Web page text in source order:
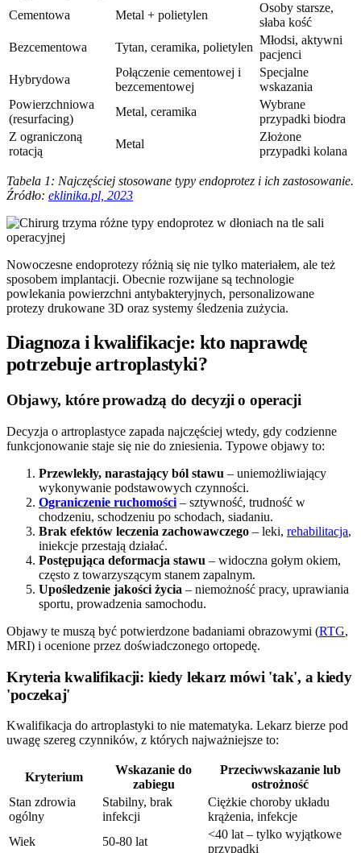
Cementowa
Metal + polietylen
Osoby starsze,
słaba kość
Bezcementowa
Tytan, ceramika, polietylen
Młodsi, aktywni
pacjenci
Hybrydowa
Połączenie cementowej i
bezcementowej
Specjalne
wskazania
Powierzchniowa
(resurfacing)
Metal, ceramika
Wybrane
przypadki biodra
Z ograniczoną
rotacją
Metal
Złożone
przypadki kolana
Tabela 1: Najczęściej stosowane typy endoprotez i ich zastosowanie.
Źródło: eklinika.pl, 2023
Nowoczesne endoprotezy różnią się nie tylko materiałem, ale też
sposobem implantacji. Obecnie rozwijane są technologie
powlekania powierzchni antybakteryjnych, personalizowane
protezy drukowane 3D oraz systemy śledzenia zużycia.
Diagnoza i kwalifikacje: kto naprawdę
potrzebuje artroplastyki?
Objawy, które prowadzą do decyzji o operacji
Decyzja o artroplastyce zapada najczęściej wtedy, gdy codzienne
funkcjonowanie staje się nie do zniesienia. Typowe objawy to:
Przewlekły, narastający ból stawu – uniemożliwiający
wykonywanie podstawowych czynności.
Ograniczenie ruchomości – sztywność, trudność w
chodzeniu, schodzeniu po schodach, siadaniu.
Brak efektów leczenia zachowawczego – leki, rehabilitacja,
iniekcje przestają działać.
Postępująca deformacja stawu – widoczna gołym okiem,
często z towarzyszącym stanem zapalnym.
Upośledzenie jakości życia – niemożność pracy, uprawiania
sportu, prowadzenia samochodu.
Objawy te muszą być potwierdzone badaniami obrazowymi (RTG,
MRI) i ocenione przez doświadczonego ortopedę.
Kryteria kwalifikacji: kiedy lekarz mówi 'tak', a kiedy
'poczekaj'
Kwalifikacja do artroplastyki to nie matematyka. Lekarz bierze pod
uwagę szereg czynników, z których najważniejsze to:
Kryterium
Wskazanie do
zabiegu
Przeciwwskazanie lub
ostrożność
Stan zdrowia
ogólny
Stabilny, brak
infekcji
Ciężkie choroby układu
krążenia, infekcje
Wiek
50-80 lat
<40 lat – tylko wyjątkowe
przypadki